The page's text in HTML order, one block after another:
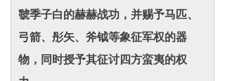
虢季子白的赫赫战功，并赐予马匹、
弓箭、彤矢、斧钺等象征军权的器
物，同时授予其征讨四方蛮夷的权